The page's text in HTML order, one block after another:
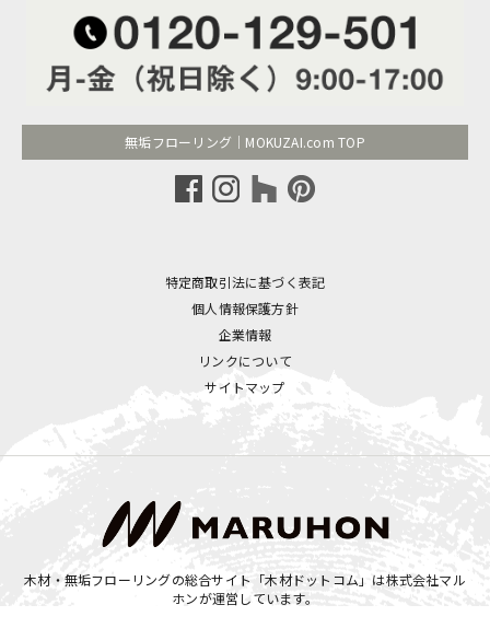
無垢フローリング｜MOKUZAI.com TOP
特定商取引法に基づく表記
個人情報保護方針
企業情報
リンクについて
サイトマップ
木材・無垢フローリングの総合サイト「木材ドットコム」は株式会社マル
ホンが運営しています。